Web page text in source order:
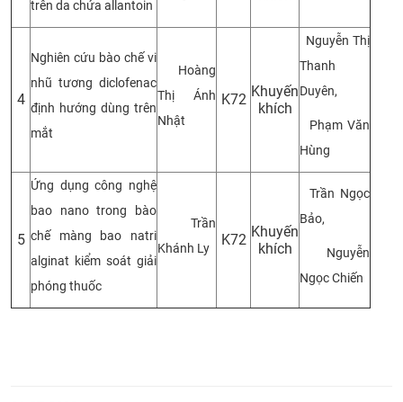
trên da chứa allantoin
4
Nghiên cứu bào chế vi
nhũ tương diclofenac
định hướng dùng trên
mắt
Hoàng
Thị Ánh
Nhật
K72 Khuyến
khích
Nguyễn Thị
Thanh
Duyên,
Phạm Văn
Hùng
5
Ứng dụng công nghệ
bao nano trong bào
chế màng bao natri
alginat kiểm soát giải
phóng thuốc
Trần
Khánh Ly
K72 Khuyến
khích
Trần Ngọc
Bảo,
Nguyễn
Ngọc Chiến